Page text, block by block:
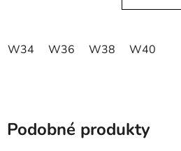
W34 W36 W38 W40
Podobné produkty